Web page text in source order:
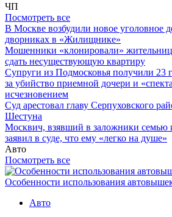
ЧП
Посмотреть все
В Москве возбудили новое уголовное
дворниках в «Жилищнике»
Мошенники «клонировали»
сдать несуществующую квартиру
Супруги из Подмосковья получили 23
за убийство приемной дочери и
исчезновением
Суд арестовал главу Серпуховского
Шестуна
Москвич, взявший в заложники семью
заявил в суде, что ему «легко на душе»
Авто
Посмотреть все
Особенности использования
Авто